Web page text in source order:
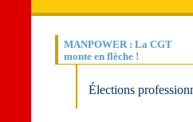
MANPOWER : La CGT
monte en flèche !
Élections